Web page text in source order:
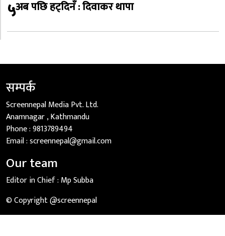
५अब पछि हट्दिनँ : दिवाकर थापा
सम्पर्क
Screennepal Media Pvt. Ltd.
Anamnagar , Kathmandu
Phone :9813789494
Email :screennepal@gmail.com
Our team
Editor in Chief : Mp Subba
© Copyright @screennepal